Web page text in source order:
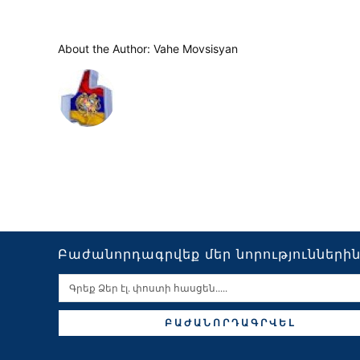
About the Author: Vahe Movsisyan
Բաժանորդագրվեք մեր նորություններին
ԲԱԺԱՆՈՐԴԱԳՐՎԵԼ